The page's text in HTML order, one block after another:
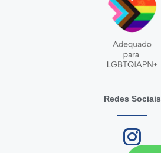
Redes Sociais